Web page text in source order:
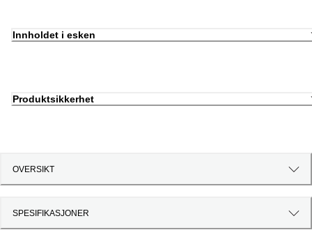
Innholdet i esken
Produktsikkerhet
OVERSIKT
SPESIFIKASJONER